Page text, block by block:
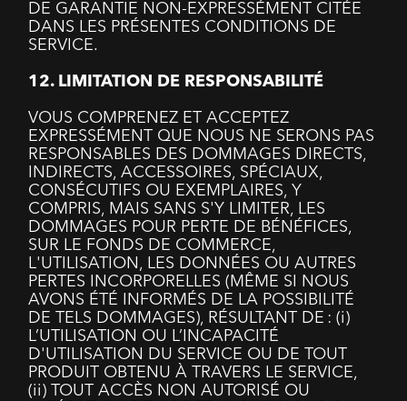
DE GARANTIE NON-EXPRESSÉMENT CITÉE
DANS LES PRÉSENTES CONDITIONS DE
SERVICE.
12. LIMITATION DE RESPONSABILITÉ
VOUS COMPRENEZ ET ACCEPTEZ
EXPRESSÉMENT QUE NOUS NE SERONS PAS
RESPONSABLES DES DOMMAGES DIRECTS,
INDIRECTS, ACCESSOIRES, SPÉCIAUX,
CONSÉCUTIFS OU EXEMPLAIRES, Y
COMPRIS, MAIS SANS S'Y LIMITER, LES
DOMMAGES POUR PERTE DE BÉNÉFICES,
SUR LE FONDS DE COMMERCE,
L'UTILISATION, LES DONNÉES OU AUTRES
PERTES INCORPORELLES (MÊME SI NOUS
AVONS ÉTÉ INFORMÉS DE LA POSSIBILITÉ
DE TELS DOMMAGES), RÉSULTANT DE : (i)
L’UTILISATION OU L’INCAPACITÉ
D'UTILISATION DU SERVICE OU DE TOUT
PRODUIT OBTENU À TRAVERS LE SERVICE,
(ii) TOUT ACCÈS NON AUTORISÉ OU